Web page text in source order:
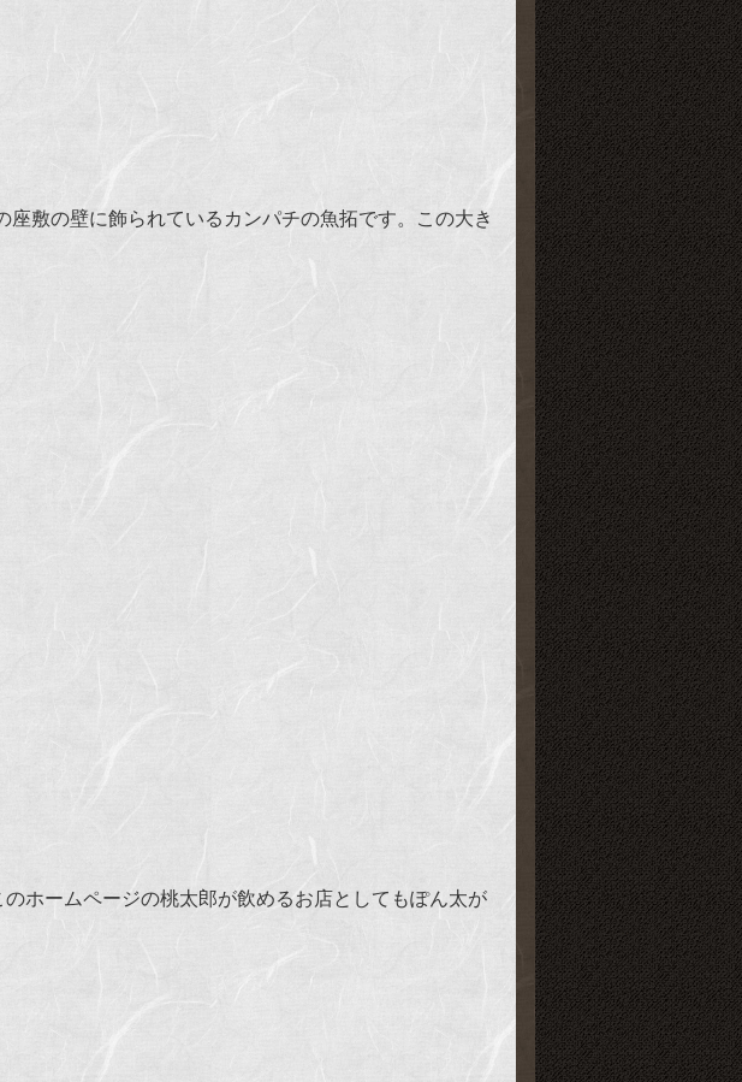
座敷の壁に飾られているカンパチの魚拓です。この大き
のホームページの桃太郎が飲めるお店としてもぽん太が